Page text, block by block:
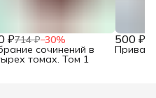
₽714 ₽−30%
сочинений в
томах. Том 1
500 ₽